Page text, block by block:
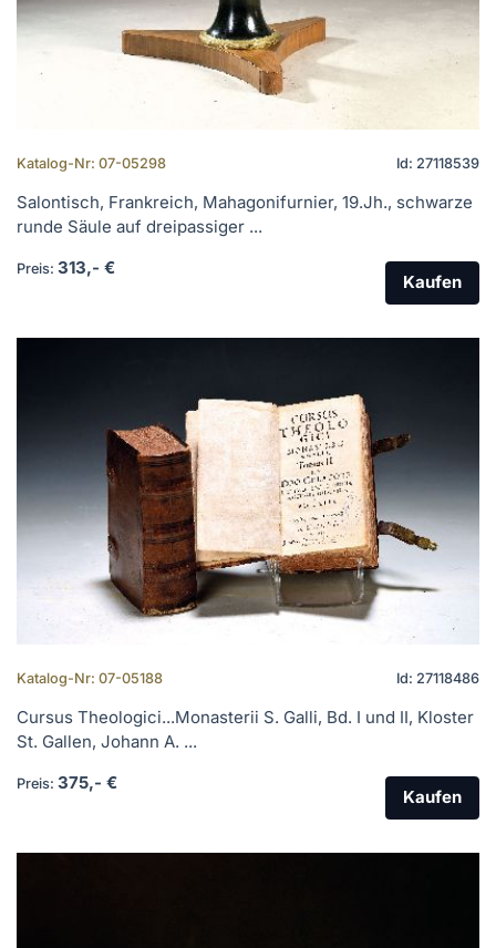
Katalog-Nr: 07-05298 Id: 27118539
Salontisch, Frankreich, Mahagonifurnier, 19.Jh., schwarze
runde Säule auf dreipassiger ...
Preis: 313,- €
Kaufen
Katalog-Nr: 07-05188 Id: 27118486
Cursus Theologici...Monasterii S. Galli, Bd. I und II, Kloster
St. Gallen, Johann A. ...
Preis: 375,- €
Kaufen